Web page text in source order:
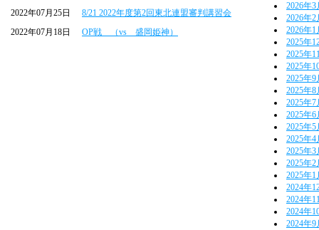
2022年07月25日
8/21 2022年度第2回東北連盟審判講習会
2022年07月18日
OP戦 （vs 盛岡姫神）
2026年3
2026年2
2026年1
2025年
2025年
2025年
2025年9
2025年8
2025年7
2025年6
2025年5
2025年4
2025年3
2025年2
2025年1
2024年
2024年
2024年
2024年9